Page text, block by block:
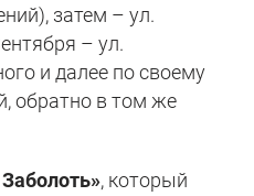
затем – ул.
– ул.
и далее по своему
обратно в том же
, который